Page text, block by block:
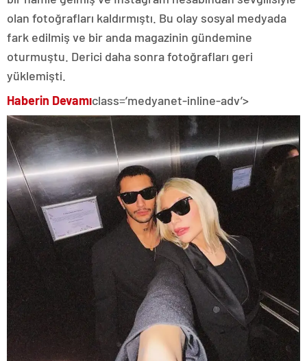
olan fotoğrafları kaldırmıştı. Bu olay sosyal medyada
fark edilmiş ve bir anda magazinin gündemine
oturmuştu. Derici daha sonra fotoğrafları geri
yüklemişti.
Haberin Devamıclass=’medyanet-inline-adv’>